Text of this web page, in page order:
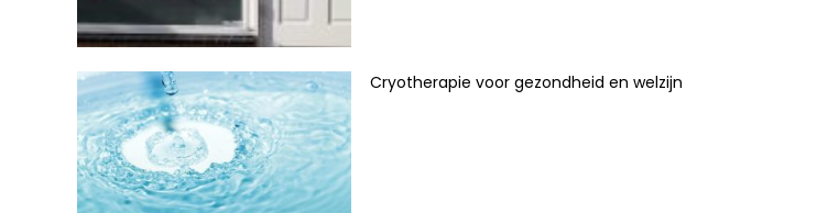
Cryotherapie voor gezondheid en welzijn